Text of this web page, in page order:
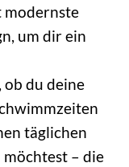
modernste
um dir ein
ob du deine
täglichen
– die